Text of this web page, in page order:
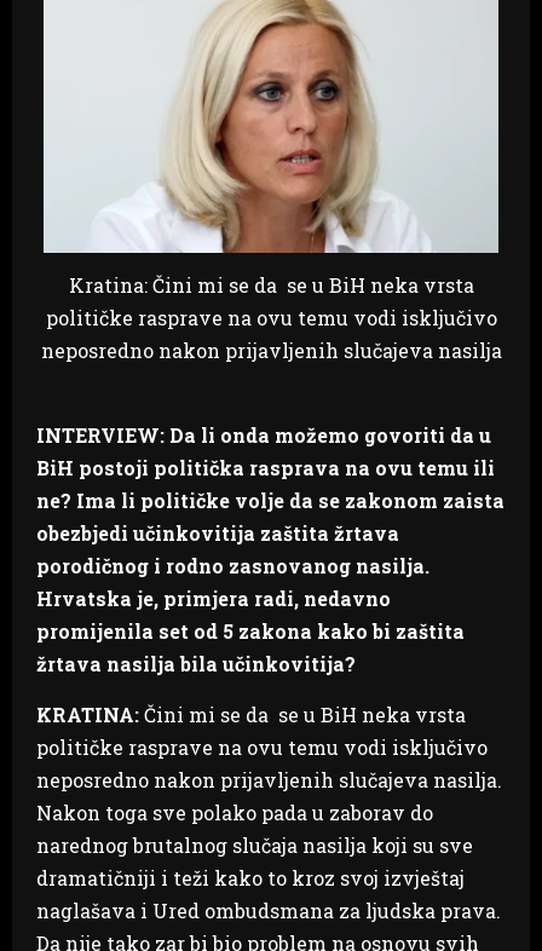
Kratina: Čini mi se da se u BiH neka vrsta
političke rasprave na ovu temu vodi isključivo
neposredno nakon prijavljenih slučajeva nasilja
INTERVIEW: Da li onda možemo govoriti da u
BiH postoji politička rasprava na ovu temu ili
ne? Ima li političke volje da se zakonom zaista
obezbjedi učinkovitija zaštita žrtava
porodičnog i rodno zasnovanog nasilja.
Hrvatska je, primjera radi, nedavno
promijenila set od 5 zakona kako bi zaštita
žrtava nasilja bila učinkovitija?
KRATINA:Čini mi se da se u BiH neka vrsta
političke rasprave na ovu temu vodi isključivo
neposredno nakon prijavljenih slučajeva nasilja.
Nakon toga sve polako pada u zaborav do
narednog brutalnog slučaja nasilja koji su sve
dramatičniji i teži kako to kroz svoj izvještaj
naglašava i Ured ombudsmana za ljudska prava.
Da nije tako zar bi bio problem na osnovu svih